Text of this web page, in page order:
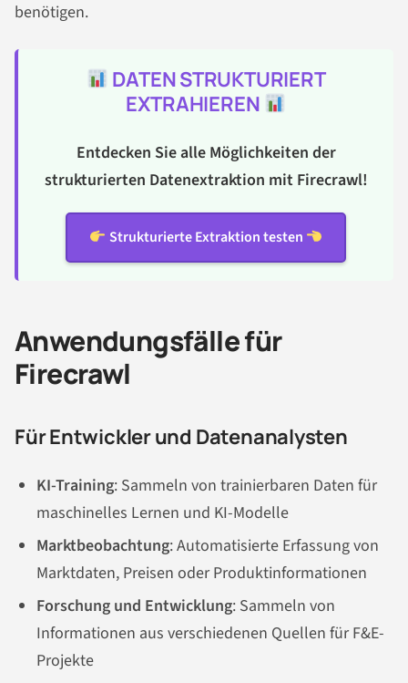
benötigen.
DATEN STRUKTURIERT
EXTRAHIEREN
Entdecken Sie alle Möglichkeiten der
strukturierten Datenextraktion mit Firecrawl!
Strukturierte Extraktion testen
Anwendungsfälle für
Firecrawl
Für Entwickler und Datenanalysten
KI-Training: Sammeln von trainierbaren Daten für
maschinelles Lernen und KI-Modelle
Marktbeobachtung: Automatisierte Erfassung von
Marktdaten, Preisen oder Produktinformationen
Forschung und Entwicklung: Sammeln von
Informationen aus verschiedenen Quellen für F&E-
Projekte